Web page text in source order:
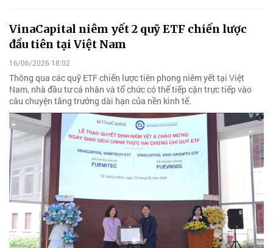
VinaCapital niêm yết 2 quỹ ETF chiến lược
đầu tiên tại Việt Nam
16/06/2026 18:02
Thông qua các quỹ ETF chiến lược tiên phong niêm yết tại Việt
Nam, nhà đầu tư cá nhân và tổ chức có thể tiếp cận trực tiếp vào
câu chuyện tăng trưởng dài hạn của nền kinh tế.